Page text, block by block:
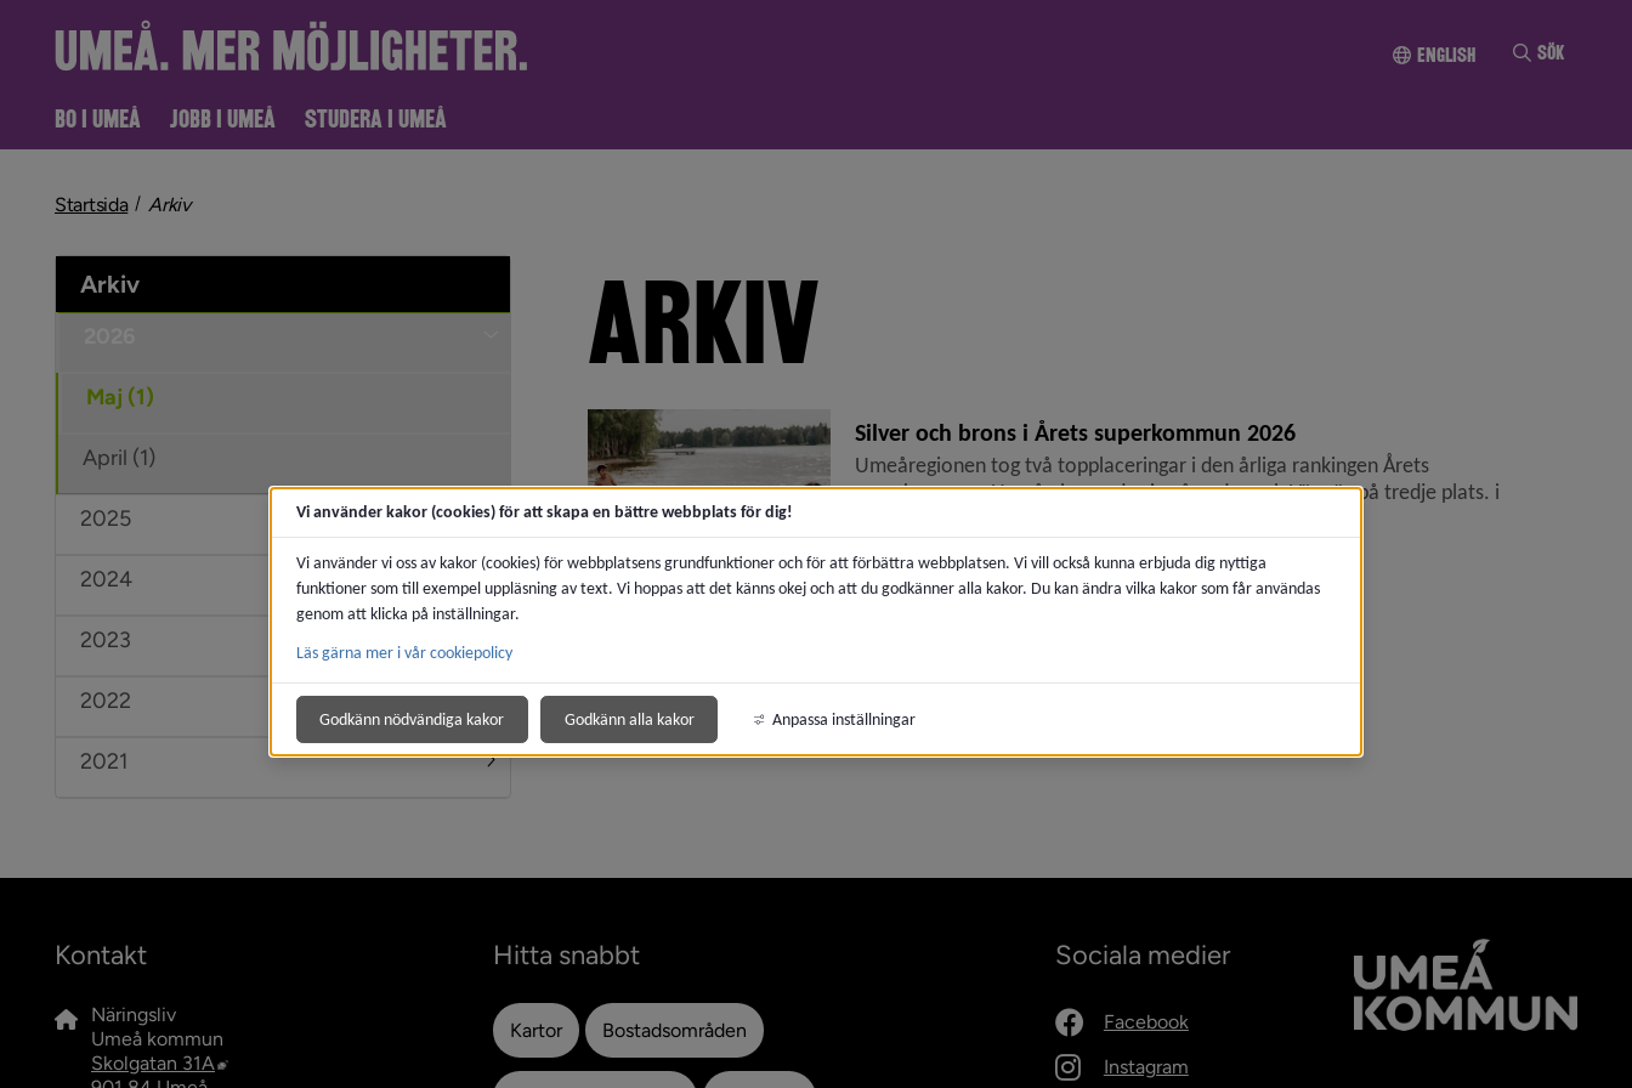
English Sök
BO I UMEÅ JOBB I UMEÅ STUDERA I UMEÅ
Startsida Arkivnivå i brödsmulenavigeringen
Arkiv
Undermeny för 2026
Maj (1)
April (1)
2025 Undermeny för 2025
2024 Undermeny för 2024
2023 Undermeny för 2023
2022 Undermeny för 2022
2021 Undermeny för 2021
ARKIV
Silver och brons i Årets superkommun 2026
Umeåregionen tog två topplaceringar i den årliga rankingen Årets
superkommun. Umeå placerade sig på andra och Vännäs på tredje plats. i
Kontakt
Näringsliv
Umeå kommun
Skolgatan 31A Länk till annan webbplats, öppnas i nytt fönster.
Hitta snabbt
Kartor Bostadsområden
Sociala medier
Facebook
Instagram
Vi använder kakor (cookies) för att skapa en bättre webbplats för dig!
Vi använder vi oss av kakor (cookies) för webbplatsens grundfunktioner och för att förbättra webbplatsen. Vi vill också kunna erbjuda dig nyttiga
funktioner som till exempel uppläsning av text. Vi hoppas att det känns okej och att du godkänner alla kakor. Du kan ändra vilka kakor som får användas
genom att klicka på inställningar.
Läs gärna mer i vår cookiepolicy
Godkänn nödvändiga kakor Godkänn alla kakor Anpassa inställningar